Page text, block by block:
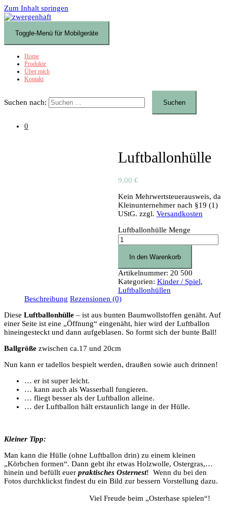
Zum Inhalt springen
Toggle-Menü für Mobilgeräte
Home
Produkte
Über mich
Kontakt
Suchen nach:
0
Luftballonhülle
9,00 €
Kein Mehrwertsteuerausweis, da
Kleinunternehmer nach §19 (1)
UStG. zzgl. Versandkosten
Luftballonhülle Menge
In den Warenkorb
Artikelnummer: 20 500
Kategorien: Kinder / Spiel,
Luftballonhüllen
Beschreibung Rezensionen (0)
Diese Luftballonhülle – ist aus bunten Baumwollstoffen genäht. Auf
einer Seite ist eine „Öffnung“ eingenäht, hier wird der Luftballon
hineingesteckt und dann aufgeblasen. So formt sich der bunte Ball!
Ballgröße zwischen ca.17 und 20cm
Nun kann er tadellos bespielt werden, draußen sowie auch drinnen!
… er ist super leicht.
… kann auch als Wasserball fungieren.
… fliegt besser als der Luftballon alleine.
… der Luftballon hält erstaunlich lange in der Hülle.
Kleiner Tipp:
Man kann die Hülle (ohne Luftballon drin) zu einem kleinen
„Körbchen formen“. Dann gebt ihr etwas Holzwolle, Ostergras,…
hinein und befüllt euer praktisches Osternest! Wenn du bei den
Fotos durchklickst findest du ein Bild zur bessern Vorstellung dazu.
Viel Freude beim „Osterhase spielen“!